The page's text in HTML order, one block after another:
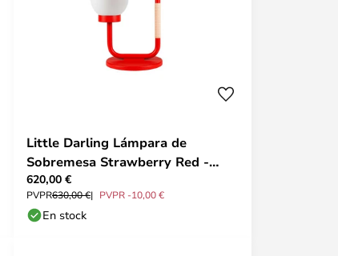
Little Darling Lámpara de
Sobremesa Strawberry Red -
Swedish Ninja
620,00 €
PVPR630,00 € PVPR -10,00 €
En stock